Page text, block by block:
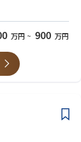
万円 ~ 900 万円